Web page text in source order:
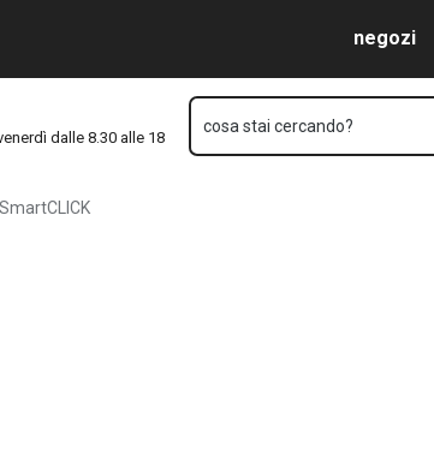
negozi
dalle 8.30 alle 18
cosa stai cercando?
SmartCLICK